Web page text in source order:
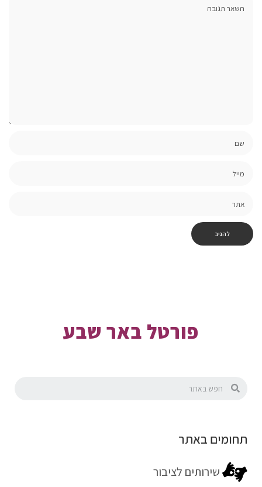
פורטל באר שבע
תחומים באתר
שירותים לציבור